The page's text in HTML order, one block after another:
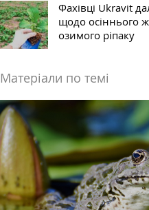
Фахівці Ukravit
щодо осіннього
озимого ріпаку
Матеріали по темі